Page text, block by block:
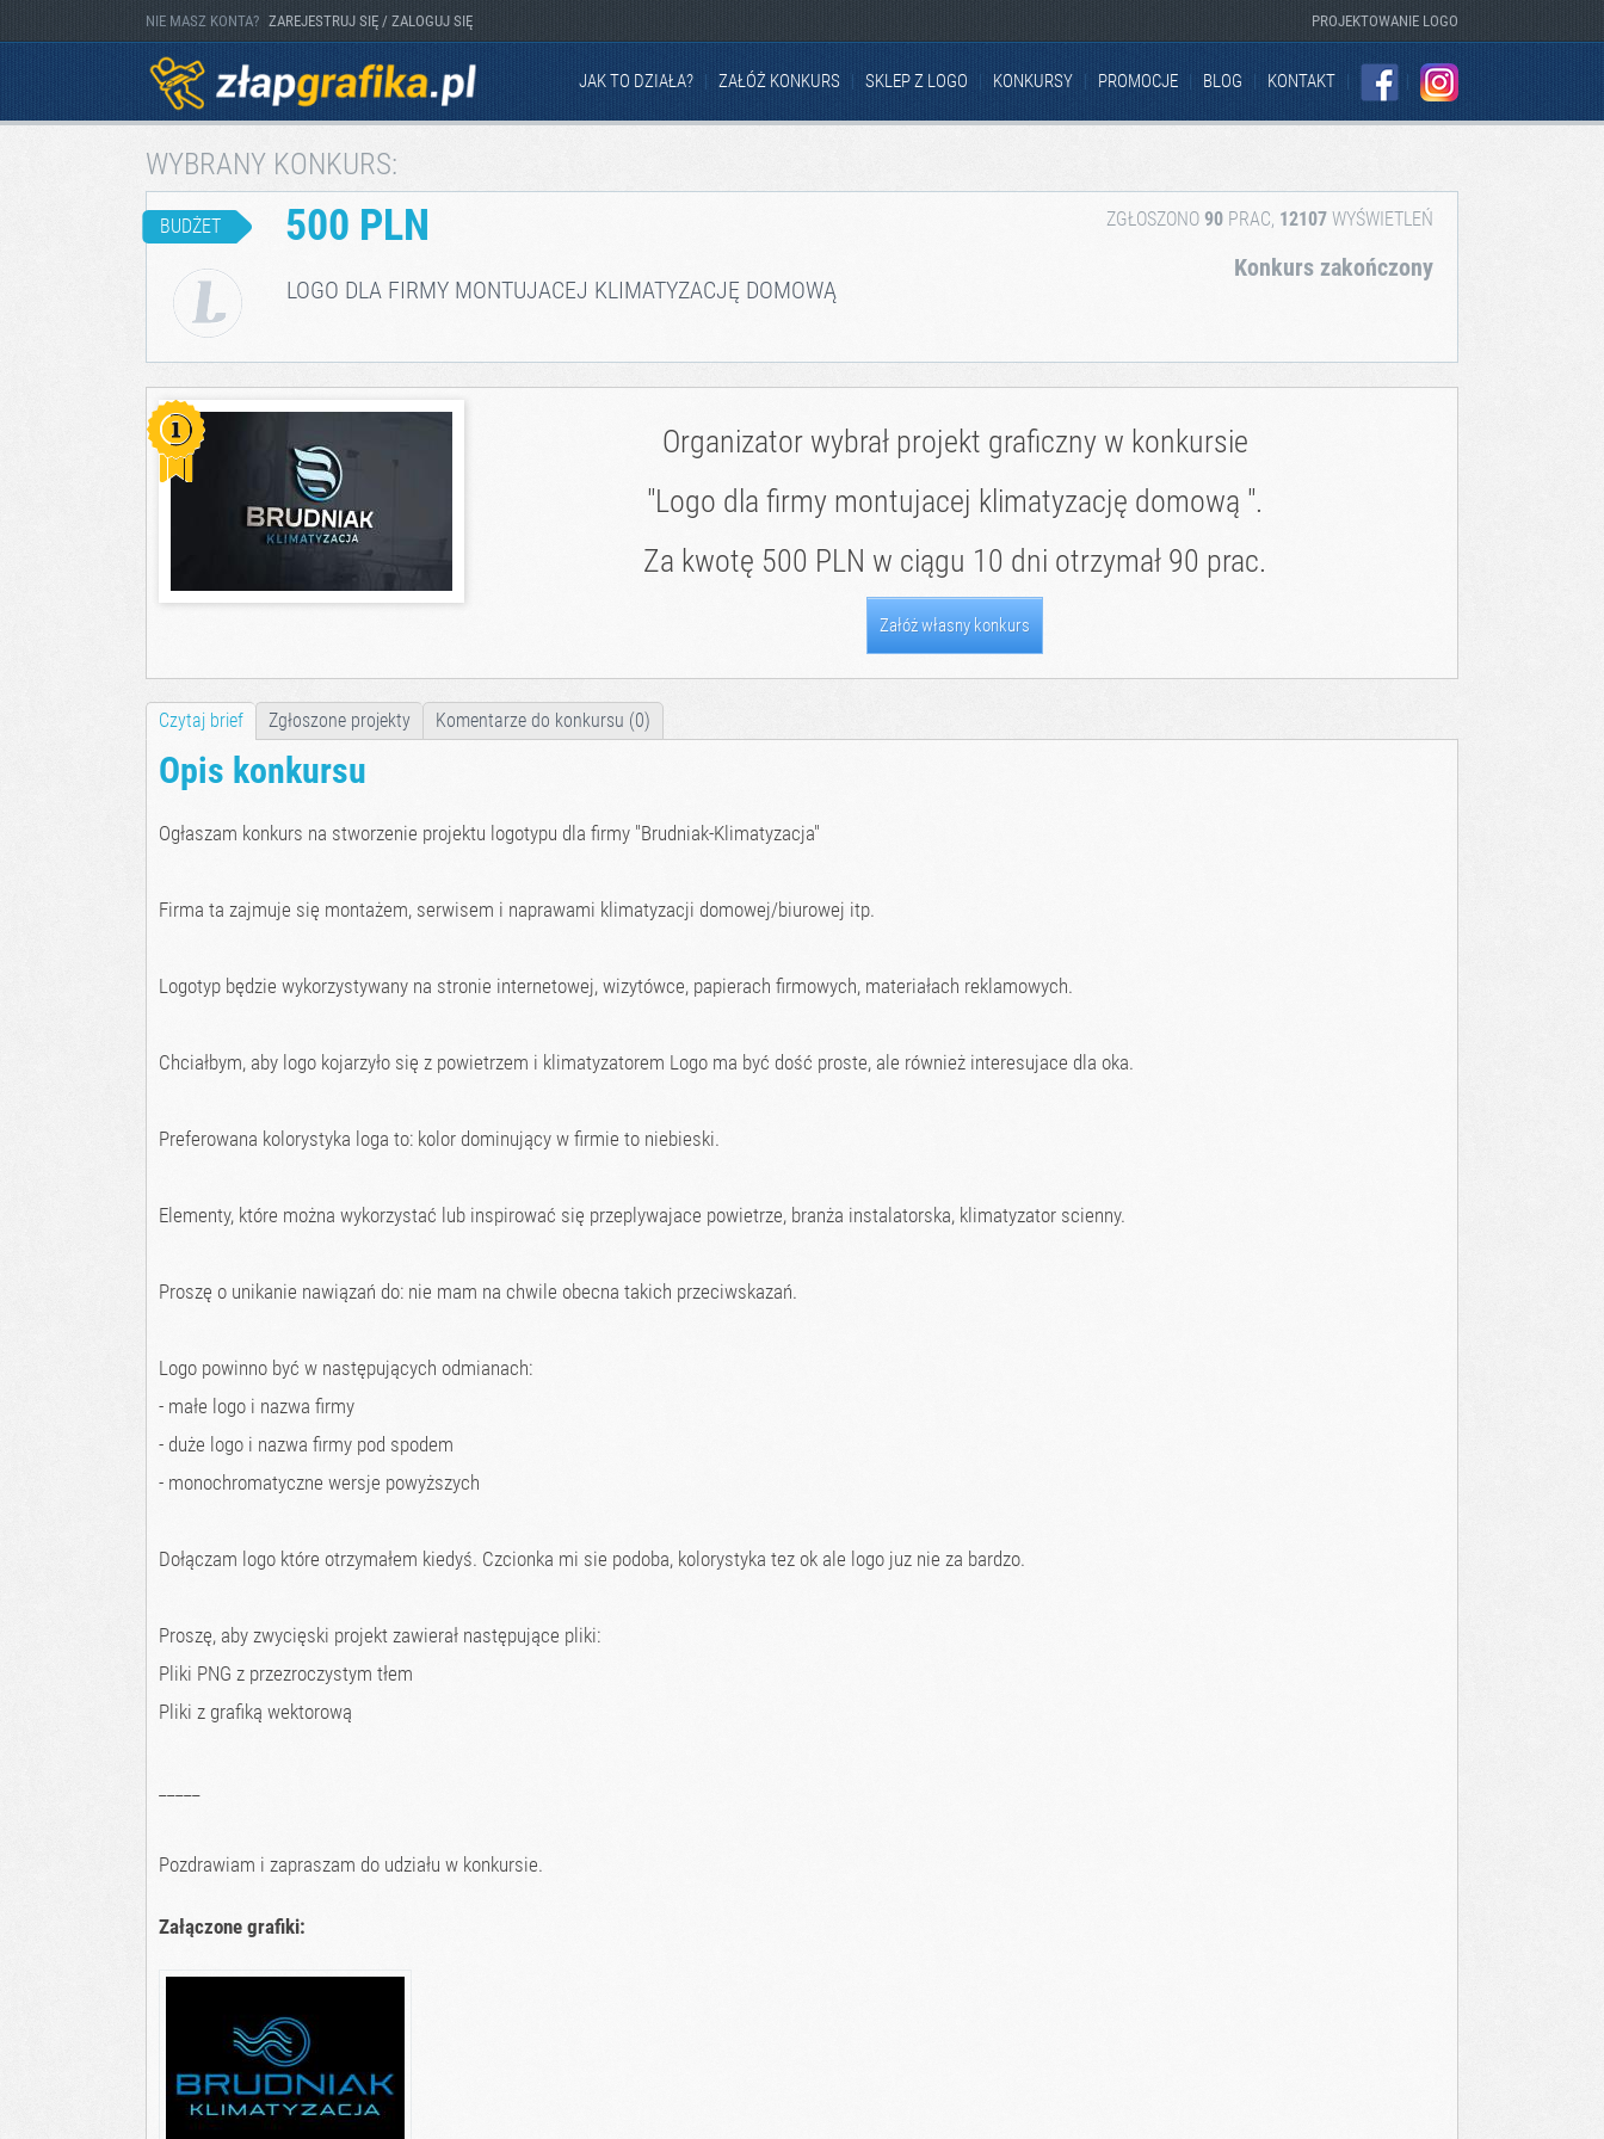
PROJEKTOWANIE LOGO
NIE MASZ KONTA? ZAREJESTRUJ SIĘ / ZALOGUJ SIĘ
JAK TO DZIAŁA? ZAŁÓŻ KONKURS SKLEP Z LOGO KONKURSY PROMOCJE BLOG
KONTAKT
INSTAGRAM
WYBRANY KONKURS:
BUDŻET 500 PLN ZGŁOSZONO 90 PRAC, 12107 WYŚWIETLEŃ
LOGO DLA FIRMY MONTUJACEJ KLIMATYZACJĘ DOMOWĄ
Konkurs zakończony
Organizator wybrał projekt graficzny w konkursie
"Logo dla firmy montujacej klimatyzację domową ".
Za kwotę 500 PLN w ciągu 10 dni otrzymał 90 prac.
Załóż własny konkurs
Czytaj brief Zgłoszone projekty Komentarze do konkursu (0)
Opis konkursu
Ogłaszam konkurs na stworzenie projektu logotypu dla firmy "Brudniak-Klimatyzacja"
Firma ta zajmuje się montażem, serwisem i naprawami klimatyzacji domowej/biurowej itp.
Logotyp będzie wykorzystywany na stronie internetowej, wizytówce, papierach firmowych, materiałach reklamowych.
Chciałbym, aby logo kojarzyło się z powietrzem i klimatyzatorem Logo ma być dość proste, ale również interesujace dla oka.
Preferowana kolorystyka loga to: kolor dominujący w firmie to niebieski.
Elementy, które można wykorzystać lub inspirować się przeplywajace powietrze, branża instalatorska, klimatyzator scienny.
Proszę o unikanie nawiązań do: nie mam na chwile obecna takich przeciwskazań.
Logo powinno być w następujących odmianach:
- małe logo i nazwa firmy
- duże logo i nazwa firmy pod spodem
- monochromatyczne wersje powyższych
Dołączam logo które otrzymałem kiedyś. Czcionka mi sie podoba, kolorystyka tez ok ale logo juz nie za bardzo.
Proszę, aby zwycięski projekt zawierał następujące pliki:
Pliki PNG z przezroczystym tłem
Pliki z grafiką wektorową
Pozdrawiam i zapraszam do udziału w konkursie.
Załączone grafiki: